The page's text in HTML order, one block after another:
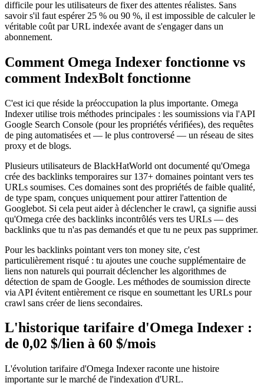
difficile pour les utilisateurs de fixer des attentes réalistes. Sans
savoir s'il faut espérer 25 % ou 90 %, il est impossible de calculer le
véritable coût par URL indexée avant de s'engager dans un
abonnement.
Comment Omega Indexer fonctionne vs
comment IndexBolt fonctionne
C'est ici que réside la préoccupation la plus importante. Omega
Indexer utilise trois méthodes principales : les soumissions via l'API
Google Search Console (pour les propriétés vérifiées), des requêtes
de ping automatisées et — le plus controversé — un réseau de sites
proxy et de blogs.
Plusieurs utilisateurs de BlackHatWorld ont documenté qu'Omega
crée des backlinks temporaires sur 137+ domaines pointant vers tes
URLs soumises. Ces domaines sont des propriétés de faible qualité,
de type spam, conçues uniquement pour attirer l'attention de
Googlebot. Si cela peut aider à déclencher le crawl, ça signifie aussi
qu'Omega crée des backlinks incontrôlés vers tes URLs — des
backlinks que tu n'as pas demandés et que tu ne peux pas supprimer.
Pour les backlinks pointant vers ton money site, c'est
particulièrement risqué : tu ajoutes une couche supplémentaire de
liens non naturels qui pourrait déclencher les algorithmes de
détection de spam de Google. Les méthodes de soumission directe
via API évitent entièrement ce risque en soumettant les URLs pour
crawl sans créer de liens secondaires.
L'historique tarifaire d'Omega Indexer :
de 0,02 $/lien à 60 $/mois
L'évolution tarifaire d'Omega Indexer raconte une histoire
importante sur le marché de l'indexation d'URL.